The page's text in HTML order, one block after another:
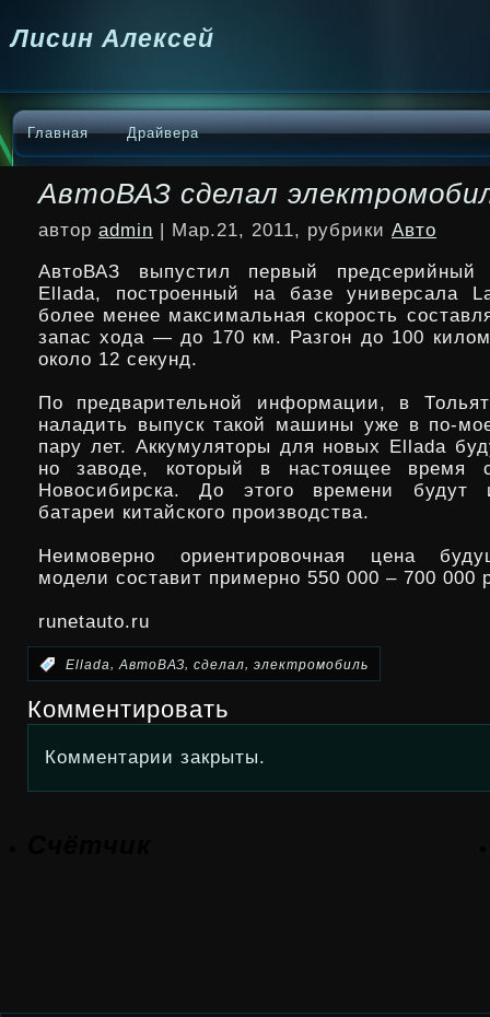
Лисин Алексей
Главная Драйвера
АвтоВАЗ сделал
автор admin | Мар.21, 2011, рубрики Авто
АвтоВАЗ выпустил первый предсерийный
Ellada, построенный на базе универсала
более менее максимальная скорость
запас хода — до 170 км. Разгон до 100
около 12 секунд.
По предварительной информации, в
наладить выпуск такой машины уже в по-
пару лет. Аккумуляторы для новых Ellada
но заводе, который в настоящее время
Новосибирска. До этого времени будут
батареи китайского производства.
Неимоверно ориентировочная цена
модели составит примерно 550 000 – 700 000
runetauto.ru
Ellada, АвтоВАЗ, сделал, электромобиль
Комментировать
Комментарии закрыты.